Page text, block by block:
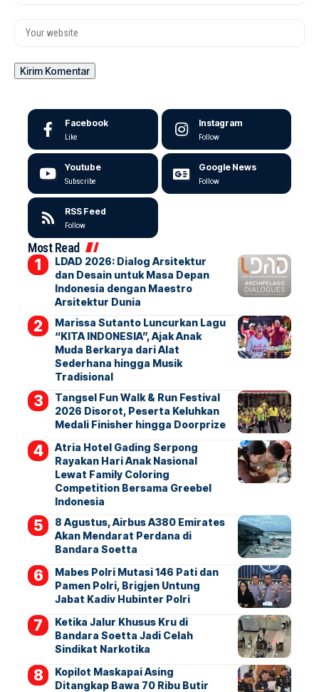
Facebook
Like
Instagram
Follow
Youtube
Subscribe
Google News
Follow
RSS Feed
Follow
Most Read
LDAD 2026: Dialog Arsitektur
dan Desain untuk Masa Depan
Indonesia dengan Maestro
Arsitektur Dunia
Marissa Sutanto Luncurkan Lagu
“KITA INDONESIA”, Ajak Anak
Muda Berkarya dari Alat
Sederhana hingga Musik
Tradisional
Tangsel Fun Walk & Run Festival
2026 Disorot, Peserta Keluhkan
Medali Finisher hingga Doorprize
Atria Hotel Gading Serpong
Rayakan Hari Anak Nasional
Lewat Family Coloring
Competition Bersama Greebel
Indonesia
8 Agustus, Airbus A380 Emirates
Akan Mendarat Perdana di
Bandara Soetta
Mabes Polri Mutasi 146 Pati dan
Pamen Polri, Brigjen Untung
Jabat Kadiv Hubinter Polri
Ketika Jalur Khusus Kru di
Bandara Soetta Jadi Celah
Sindikat Narkotika
Kopilot Maskapai Asing
Ditangkap Bawa 70 Ribu Butir